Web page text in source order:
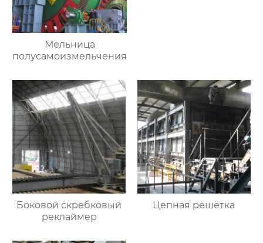
Мельница
полусамоизмельчения
Боковой скребковый
реклаймер
Цепная решётка